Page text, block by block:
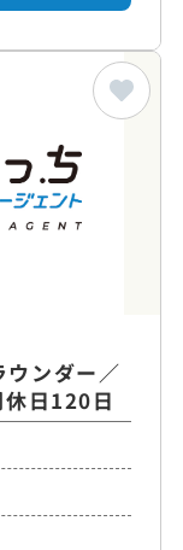
ウンダー／
日120日